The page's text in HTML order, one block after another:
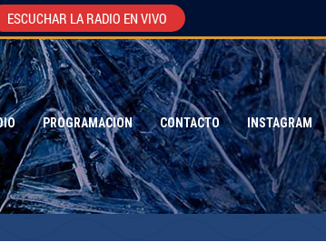
PROGRAMACION CONTACTO INSTAGRAM
ESCUCHAR LA RADIO EN VIVO